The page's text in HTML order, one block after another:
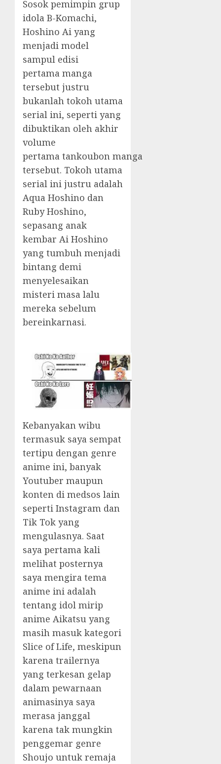
Sosok pemimpin grup
idola B-Komachi,
Hoshino Ai yang
menjadi model
sampul edisi
pertama manga
tersebut justru
bukanlah tokoh utama
serial ini, seperti yang
dibuktikan oleh akhir
volume
pertama tankoubon manga
tersebut. Tokoh utama
serial ini justru adalah
Aqua Hoshino dan
Ruby Hoshino,
sepasang anak
kembar Ai Hoshino
yang tumbuh menjadi
bintang demi
menyelesaikan
misteri masa lalu
mereka sebelum
bereinkarnasi.
Kebanyakan wibu
termasuk saya sempat
tertipu dengan genre
anime ini, banyak
Youtuber maupun
konten di medsos lain
seperti Instagram dan
Tik Tok yang
mengulasnya. Saat
saya pertama kali
melihat posternya
saya mengira tema
anime ini adalah
tentang idol mirip
anime Aikatsu yang
masih masuk kategori
Slice of Life, meskipun
karena trailernya
yang terkesan gelap
dalam pewarnaan
animasinya saya
merasa janggal
karena tak mungkin
penggemar genre
Shoujo untuk remaja